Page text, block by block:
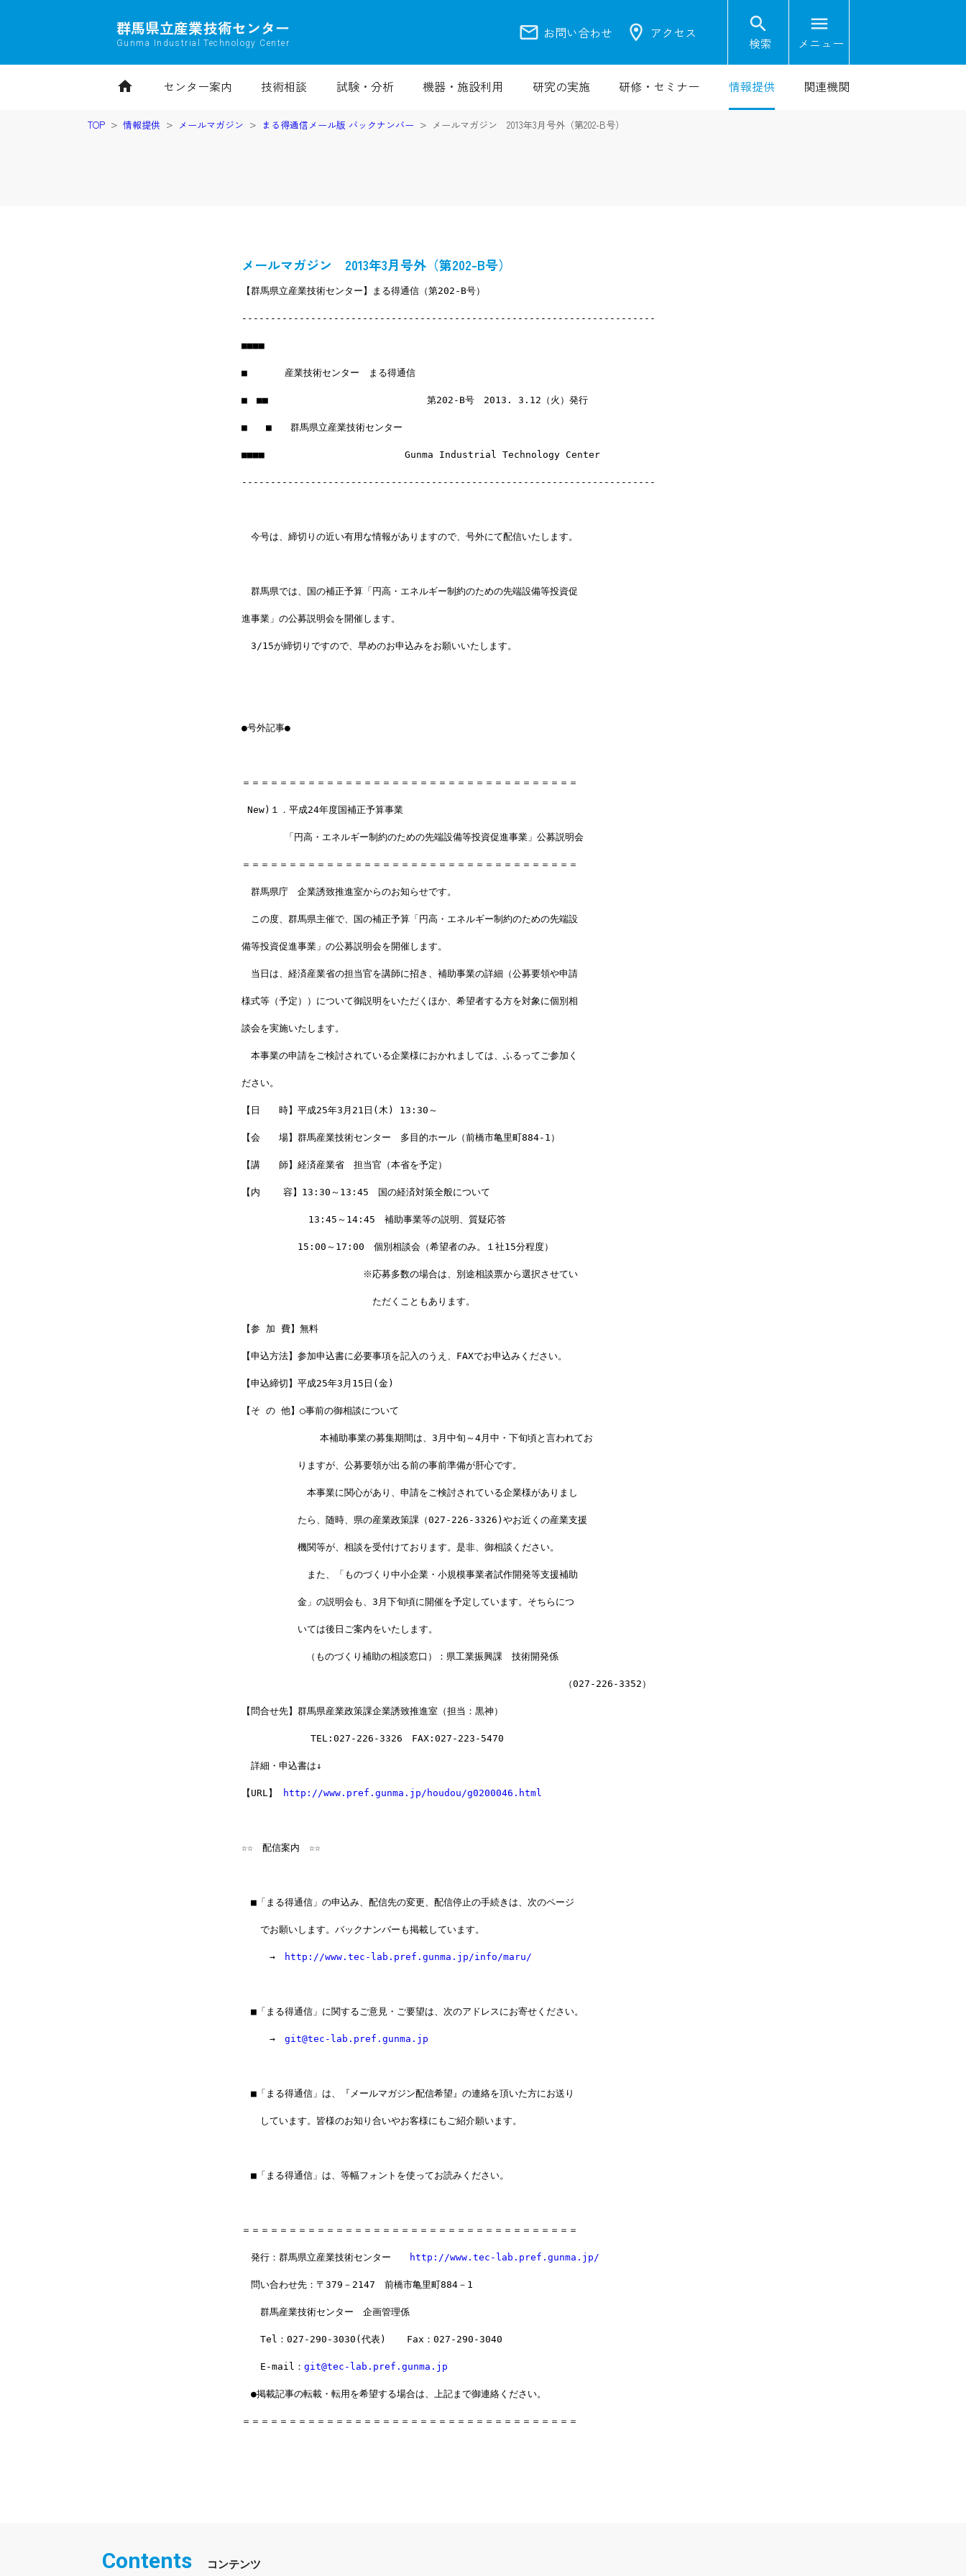
群馬県立産業技術センター
Gunma Industrial Technology Center mail お問い合わせ location_on アクセス search
検索
menu
メニュー
home センター案内 技術相談 試験・分析 機器・施設利用 研究の実施 研修・セミナー 情報提供 関連機関
TOP 情報提供 メールマガジン まる得通信メール版 バックナンバー メールマガジン 2013年3月号外（第202-B号）
メールマガジン 2013年3月号外（第202-B号）
【群馬県立産業技術センター】まる得通信（第202-B号）
------------------------------------------------------------------------
■■■■
■　　　　産業技術センター　まる得通信
■　■■　　　　　　　　　　　　　　　　　第202-B号　2013. 3.12（火）発行
■　　■　　群馬県立産業技術センター
■■■■　　　　　　　　　　　　　　　Gunma Industrial Technology Center
------------------------------------------------------------------------
今号は、締切りの近い有用な情報がありますので、号外にて配信いたします。
群馬県では、国の補正予算「円高・エネルギー制約のための先端設備等投資促
進事業」の公募説明会を開催します。
3/15が締切りですので、早めのお申込みをお願いいたします。
●号外記事●
＝＝＝＝＝＝＝＝＝＝＝＝＝＝＝＝＝＝＝＝＝＝＝＝＝＝＝＝＝＝＝＝＝＝＝＝
New)１．平成24年度国補正予算事業
「円高・エネルギー制約のための先端設備等投資促進事業」公募説明会
＝＝＝＝＝＝＝＝＝＝＝＝＝＝＝＝＝＝＝＝＝＝＝＝＝＝＝＝＝＝＝＝＝＝＝＝
群馬県庁　企業誘致推進室からのお知らせです。
この度、群馬県主催で、国の補正予算「円高・エネルギー制約のための先端設
備等投資促進事業」の公募説明会を開催します。
当日は、経済産業省の担当官を講師に招き、補助事業の詳細（公募要領や申請
様式等（予定））について御説明をいただくほか、希望者する方を対象に個別相
談会を実施いたします。
本事業の申請をご検討されている企業様におかれましては、ふるってご参加く
ださい。
【日　　時】平成25年3月21日(木) 13:30～
【会　　場】群馬産業技術センター　多目的ホール（前橋市亀里町884-1）
【講　　師】経済産業省　担当官（本省を予定）
【内    容】13:30～13:45　国の経済対策全般について
          　13:45～14:45　補助事業等の説明、質疑応答
15:00～17:00　個別相談会（希望者のみ。１社15分程度）
※応募多数の場合は、別途相談票から選択させてい
ただくこともあります。
【参 加 費】無料
【申込方法】参加申込書に必要事項を記入のうえ、FAXでお申込みください。
【申込締切】平成25年3月15日(金)
【そ の 他】○事前の御相談について
            　本補助事業の募集期間は、3月中旬～4月中・下旬頃と言われてお
りますが、公募要領が出る前の事前準備が肝心です。
本事業に関心があり、申請をご検討されている企業様がありまし
たら、随時、県の産業政策課（027-226-3326)やお近くの産業支援
機関等が、相談を受付けております。是非、御相談ください。
また、「ものづくり中小企業・小規模事業者試作開発等支援補助
金」の説明会も、3月下旬頃に開催を予定しています。そちらにつ
いては後日ご案内をいたします。
        　　（ものづくり補助の相談窓口）：県工業振興課　技術開発係
                                                        （027-226-3352）
【問合せ先】群馬県産業政策課企業誘致推進室（担当：黒神）
            TEL:027-226-3326　FAX:027-223-5470
詳細・申込書は↓
【URL】 http://www.pref.gunma.jp/houdou/g0200046.html
☆☆　配信案内　☆☆
■「まる得通信」の申込み、配信先の変更、配信停止の手続きは、次のページ
でお願いします。バックナンバーも掲載しています。
→ http://www.tec-lab.pref.gunma.jp/info/maru/
■「まる得通信」に関するご意見・ご要望は、次のアドレスにお寄せください。
→ git@tec-lab.pref.gunma.jp
■「まる得通信」は、『メールマガジン配信希望』の連絡を頂いた方にお送り
しています。皆様のお知り合いやお客様にもご紹介願います。
■「まる得通信」は、等幅フォントを使ってお読みください。
＝＝＝＝＝＝＝＝＝＝＝＝＝＝＝＝＝＝＝＝＝＝＝＝＝＝＝＝＝＝＝＝＝＝＝＝
発行：群馬県立産業技術センター http://www.tec-lab.pref.gunma.jp/
問い合わせ先：〒379－2147　前橋市亀里町884－1
群馬産業技術センター　企画管理係
Tel：027-290-3030(代表)  　Fax：027-290-3040
E-mail： git@tec-lab.pref.gunma.jp
●掲載記事の転載・転用を希望する場合は、上記まで御連絡ください。
＝＝＝＝＝＝＝＝＝＝＝＝＝＝＝＝＝＝＝＝＝＝＝＝＝＝＝＝＝＝＝＝＝＝＝＝
Contents